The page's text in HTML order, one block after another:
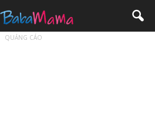
QUẢNG CÁO